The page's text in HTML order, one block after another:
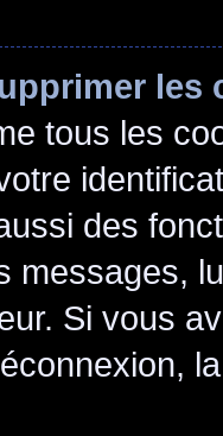
les
tous les
des
messages,
Si vous